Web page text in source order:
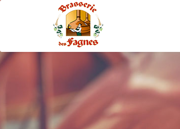
Main
navigation